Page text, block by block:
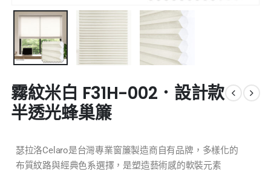
霧紋米白 F31H-002．設計款
半透光蜂巢簾
瑟拉洛Celaro是台灣專業窗簾製造商自有品牌，多樣化的
布質紋路與經典色系選擇，是塑造藝術感的軟裝元素